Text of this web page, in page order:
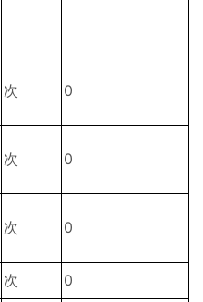
次 0
次 0
次 0
次
0